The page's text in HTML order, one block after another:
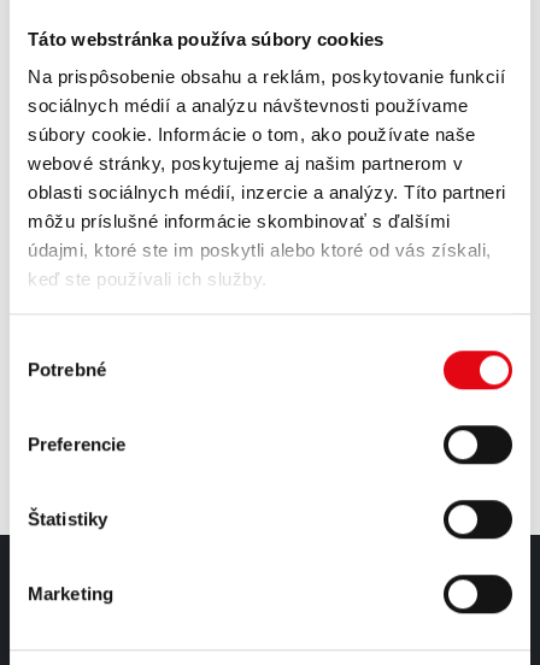
Táto webstránka používa súbory cookies
Na prispôsobenie obsahu a reklám, poskytovanie funkcií
sociálnych médií a analýzu návštevnosti používame
súbory cookie. Informácie o tom, ako používate naše
webové stránky, poskytujeme aj našim partnerom v
oblasti sociálnych médií, inzercie a analýzy. Títo partneri
môžu príslušné informácie skombinovať s ďalšími
údajmi, ktoré ste im poskytli alebo ktoré od vás získali,
keď ste používali ich služby.
súhlasu
Potrebné
Preferencie
Štatistiky
Marketing
HELL PEACH-LEMON 500ml
Sme unikátnym výrobcom energetických nápojov s plne